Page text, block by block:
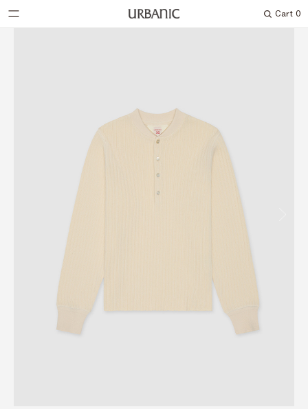
Search
Cart 0